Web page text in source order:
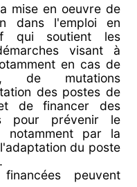
mise en oeuvre de
dans l'emploi en
qui soutient les
visant à
en cas de
de mutations
des postes de
de financer des
pour prévenir le
notamment par la
du poste
peuvent